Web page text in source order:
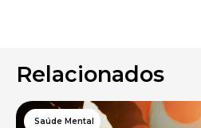
Relacionados
Saúde Mental